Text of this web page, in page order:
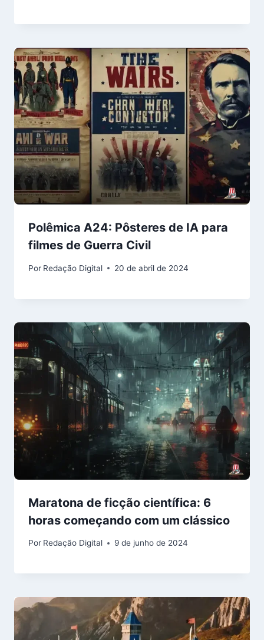
Polêmica A24: Pôsteres de IA para
filmes de Guerra Civil
Por Redação Digital 20 de abril de 2024
Maratona de ficção científica: 6
horas começando com um clássico
Por Redação Digital 9 de junho de 2024